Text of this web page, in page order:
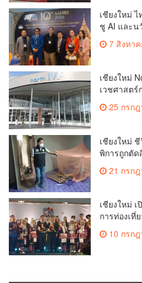
เชียงใหม่ ไ
ชู AI และน
Medical
เอเชีย(คลิป
7 สิงหา
เชียงใหม่
เวชศาสต
ระดับเชียง
บุตรยากขอ
25 กรก
เชียงใหม่
พิการถูกตั
21 กรก
เชียงใหม่
การท่องเ
ล้านนา(คลิป)
10 กรก